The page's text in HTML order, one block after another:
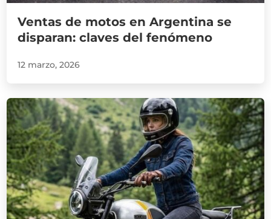
Ventas de motos en Argentina se
disparan: claves del fenómeno
12 marzo, 2026